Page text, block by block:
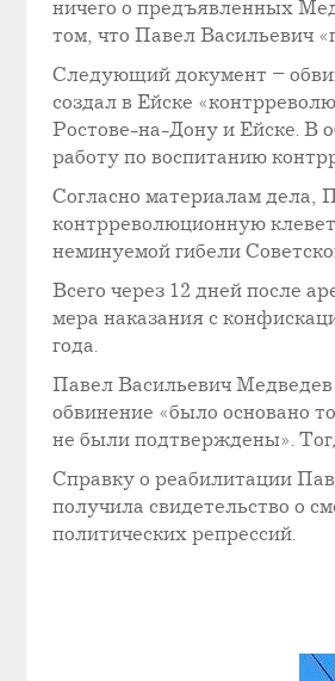
ничего о предъявленных
том, что Павел Васильевич
Следующий документ –
создал в Ейске
Ростове-на-Дону и Ейске. В
работу по воспитанию
Согласно материалам дела,
контрреволюционную
неминуемой гибели
Всего через 12 дней после
мера наказания с
года.
Павел Васильевич Медведев
обвинение «было основано
не были подтверждены».
Справку о реабилитации
получила свидетельство о
политических репрессий.